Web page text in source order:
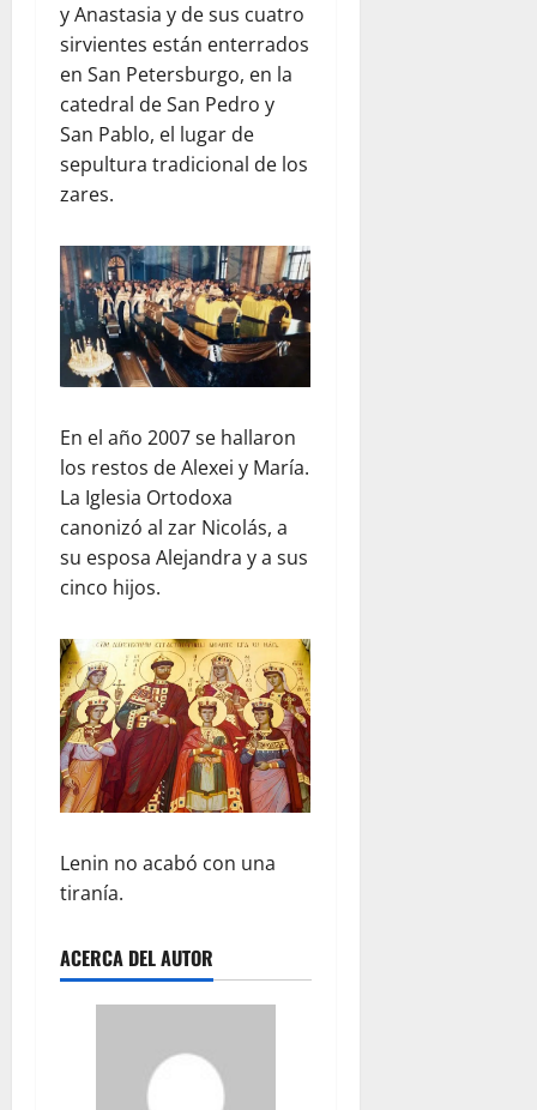
y Anastasia y de sus cuatro
sirvientes están enterrados
en San Petersburgo, en la
catedral de San Pedro y
San Pablo, el lugar de
sepultura tradicional de los
zares.
En el año 2007 se hallaron
los restos de Alexei y María.
La Iglesia Ortodoxa
canonizó al zar Nicolás, a
su esposa Alejandra y a sus
cinco hijos.
Lenin no acabó con una
tiranía.
ACERCA DEL AUTOR